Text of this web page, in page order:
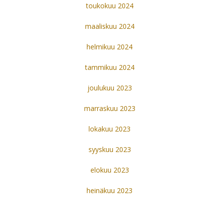
toukokuu 2024
maaliskuu 2024
helmikuu 2024
tammikuu 2024
joulukuu 2023
marraskuu 2023
lokakuu 2023
syyskuu 2023
elokuu 2023
heinäkuu 2023